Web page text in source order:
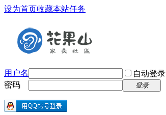
设为首页收藏本站任务
用户名 自动登录
密码
登录